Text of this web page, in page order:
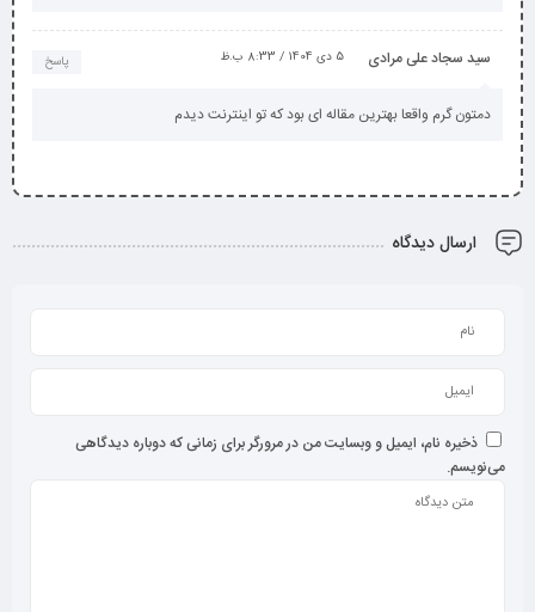
سید سجاد علی مرادی 5 دی 1404 / 8:33 ب.ظ پاسخ
دمتون گرم واقعا بهترین مقاله ای بود که تو اینترنت دیدم
ارسال دیدگاه
ذخیره نام، ایمیل و وبسایت من در مرورگر برای زمانی که دوباره دیدگاهی
می‌نویسم.